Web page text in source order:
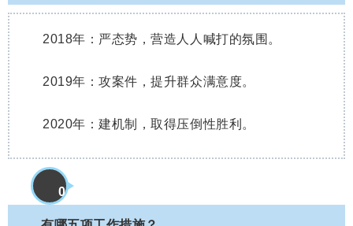
2018年：严态势，营造人人喊打的氛围。
2019年：攻案件，提升群众满意度。
2020年：建机制，取得压倒性胜利。
0